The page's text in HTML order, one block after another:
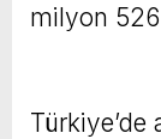
milyon
Türkiye’de